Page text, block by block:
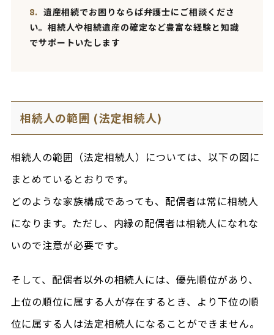
8. 遺産相続でお困りならば弁護士にご相談くださ
い。相続人や相続遺産の確定など豊富な経験と知識
でサポートいたします
相続人の範囲 (法定相続人)
相続人の範囲（法定相続人）については、以下の図に
まとめているとおりです。
どのような家族構成であっても、配偶者は常に相続人
になります。ただし、内縁の配偶者は相続人になれな
いので注意が必要です。
そして、配偶者以外の相続人には、優先順位があり、
上位の順位に属する人が存在するとき、より下位の順
位に属する人は法定相続人になることができません。